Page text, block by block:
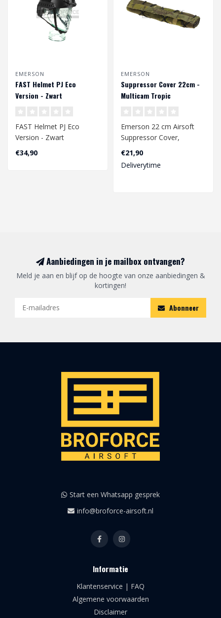
EMERSON
FAST Helmet PJ Eco
Version - Zwart
FAST Helmet PJ Eco
Version - Zwart
Hoofdomtrek CA. 58 - 60
cm..
€34,90
EMERSON
Suppressor Cover 22cm -
Multicam Tropic
Emerson 22 cm Airsoft
Suppressor Cover,
vervaardigd van 500D
nylon stof. Het v..
€21,90
Deliverytime
Aanbiedingen in je mailbox ontvangen?
Meld je aan en blijf op de hoogte van onze aanbiedingen &
kortingen!
Abonneer
Start een Whatsapp gesprek
info@broforce-airsoft.nl
Informatie
Klantenservice | FAQ
Algemene voorwaarden
Disclaimer